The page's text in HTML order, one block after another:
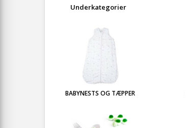
Underkategorier
BABYNESTS OG TÆPPER